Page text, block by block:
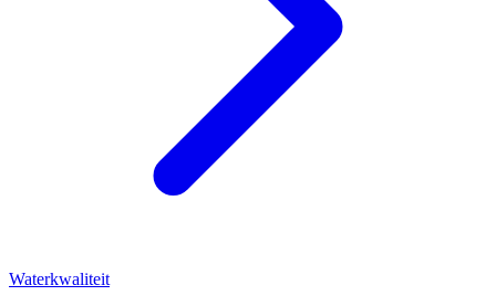
Waterkwaliteit